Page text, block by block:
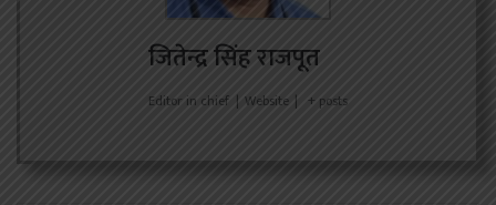
जितेन्द्र सिंह राजपूत
Editor in chief | Website | + posts